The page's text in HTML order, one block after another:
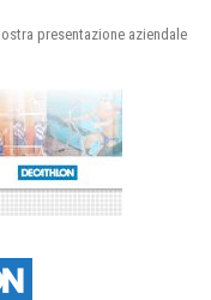
presentazione aziendale